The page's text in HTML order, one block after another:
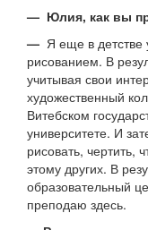
— Юлия, как вы
— Я еще в детстве
рисованием. В
учитывая свои
художественный
Витебском
университете. И
рисовать, чертить,
этому других. В
образовательный
преподаю здесь.